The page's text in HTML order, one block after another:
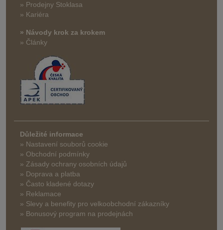
» Prodejny Stoklasa
» Kariéra
» Návody krok za krokem
» Články
Důležité informace
» Nastavení souborů cookie
» Obchodní podmínky
» Zásady ochrany osobních údajů
» Doprava a platba
» Často kladené dotazy
» Reklamace
» Slevy a benefity pro velkoobchodní zákazníky
» Bonusový program na prodejnách